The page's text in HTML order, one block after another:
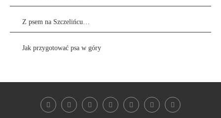
Z psem na Szczelińcu…
Jak przygotować psa w góry